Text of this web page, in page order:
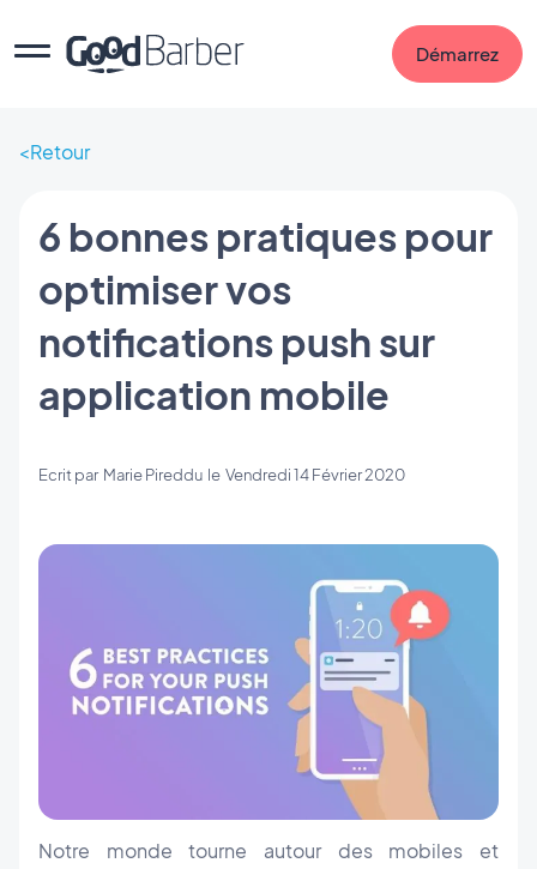
Démarrez
Retour
6 bonnes pratiques pour
optimiser vos
notifications push sur
application mobile
Ecrit par Marie Pireddu le Vendredi 14 Février 2020
Notre monde tourne autour des mobiles et